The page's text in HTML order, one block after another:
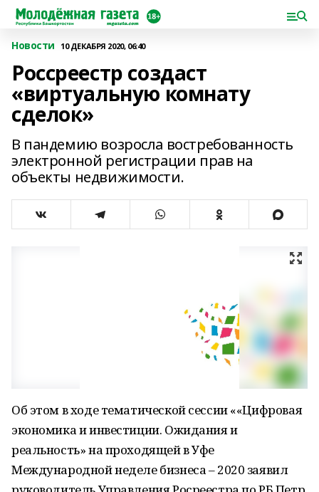
Новости 10 ДЕКАБРЯ 2020, 06:40
Россреестр создаст
«виртуальную комнату
сделок»
В пандемию возросла востребованность
электронной регистрации прав на
объекты недвижимости.
Об этом в ходе тематической сессии ««Цифровая
экономика и инвестиции. Ожидания и
реальность» на проходящей в Уфе
Международной неделе бизнеса – 2020 заявил